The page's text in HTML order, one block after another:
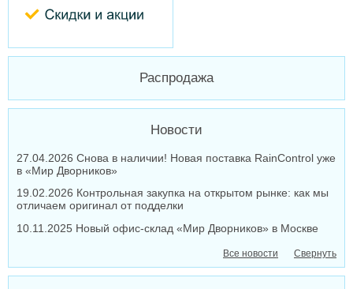
Распродажа
Новости
27.04.2026 Снова в наличии! Новая поставка RainControl уже
в «Мир Дворников»
19.02.2026 Контрольная закупка на открытом рынке: как мы
отличаем оригинал от подделки
10.11.2025 Новый офис-склад «Мир Дворников» в Москве
Свернуть
Все новости